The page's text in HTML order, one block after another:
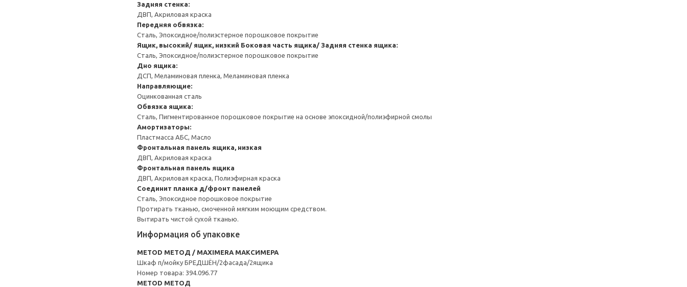
Задняя стенка:
ДВП, Акриловая краска
Передняя обвязка:
Сталь, Эпоксидное/полиэстерное порошковое покрытие
Ящик, высокий/ ящик, низкий Боковая часть ящика/ Задняя стенка ящика:
Сталь, Эпоксидное/полиэстерное порошковое покрытие
Дно ящика:
ДСП, Меламиновая пленка, Меламиновая пленка
Направляющие:
Оцинкованная сталь
Обвязка ящика:
Сталь, Пигментированное порошковое покрытие на основе эпоксидной/полиэфирной смолы
Амортизаторы:
Пластмасса АБС, Масло
Фронтальная панель ящика, низкая
ДВП, Акриловая краска
Фронтальная панель ящика
ДВП, Акриловая краска, Полиэфирная краска
Соединит планка д/фронт панелей
Сталь, Эпоксидное порошковое покрытие
Протирать тканью, смоченной мягким моющим средством.
Вытирать чистой сухой тканью.
Информация об упаковке
METOD МЕТОД / MAXIMERA МАКСИМЕРА
Шкаф п/мойку БРЕДШЁН/2фасада/2ящика
Номер товара: 394.096.77
METOD МЕТОД